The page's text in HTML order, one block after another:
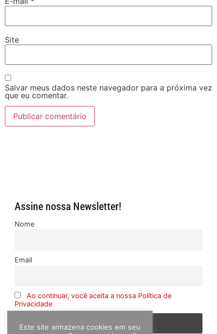
Site
Salvar meus dados neste navegador para a próxima vez
que eu comentar.
Assine nossa Newsletter!
Nome
Email
Ao continuar, você aceita a nossa Política de
Privacidade
Este site armazena cookies em seu